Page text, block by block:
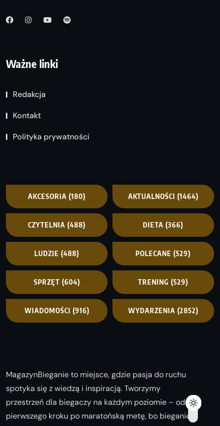
Ważne linki
Redakcja
Kontakt
Polityka prywatności
AKCESORIA (180) AKTUALNOŚCI (1464)
CZYTELNIA (488) DIETA (366)
LUDZIE (488) POLECANE (529)
SPRZĘT (604) TRENING (529)
WIADOMOŚCI (916) WYDARZENIA (2852)
MagazynBieganie to miejsce, gdzie pasja do ruchu
spotyka się z wiedzą i inspiracją. Tworzymy
przestrzeń dla biegaczy na każdym poziomie – od
pierwszego kroku po maratońską metę, bo bieganie